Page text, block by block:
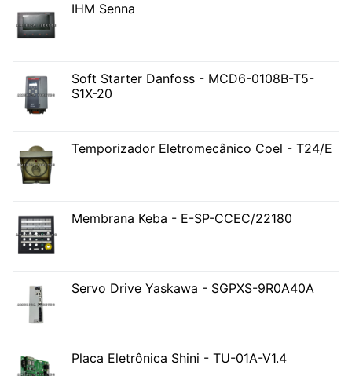
IHM Senna
Soft Starter Danfoss - MCD6-0108B-T5-
S1X-20
Temporizador Eletromecânico Coel - T24/E
Membrana Keba - E-SP-CCEC/22180
Servo Drive Yaskawa - SGPXS-9R0A40A
Placa Eletrônica Shini - TU-01A-V1.4